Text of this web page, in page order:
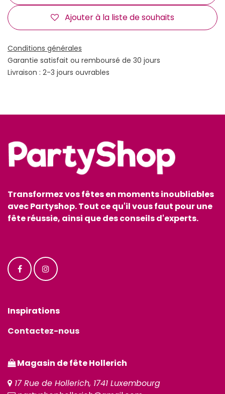
Ajouter à la liste de souhaits
Conditions générales
Garantie satisfait ou remboursé de 30 jours
Livraison : 2-3 jours ouvrables
Transformez vos fêtes en moments inoubliables
avec Partyshop. Tout ce qu'il vous faut pour une
fête réussie, ainsi que des conseils d'experts.
Inspirations
Contactez-nous
Magasin de fête Hollerich
17 Rue de Hollerich, 1741 Luxembourg